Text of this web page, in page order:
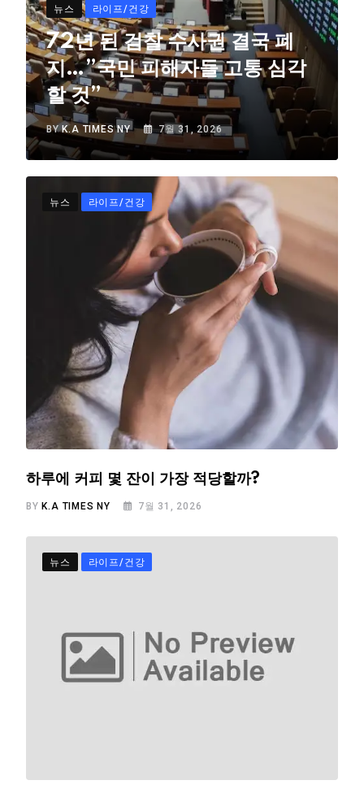
뉴스 라이프/건강
72년 된 검찰 수사권 결국 폐
지…”국민 피해자들 고통 심각
할 것”
BYK.A TIMES NY 7월 31, 2026
뉴스 라이프/건강
하루에 커피 몇 잔이 가장 적당할까?
BYK.A TIMES NY 7월 31, 2026
뉴스 라이프/건강